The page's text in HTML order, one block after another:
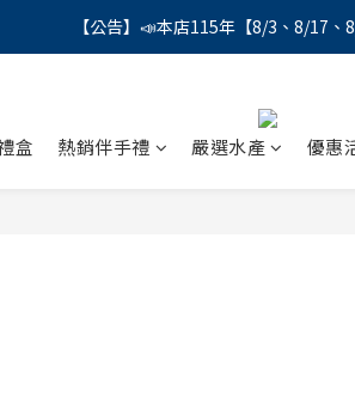
【公告】📣本店115年【8/3、8/17、
【公告】📣本店115年【8/3、8/17、
【公告】📣本店115年【8/3、8/17、
盒 熱銷伴手禮 嚴選水產 優惠